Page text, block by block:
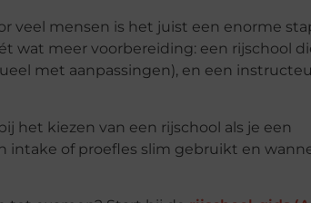
veel mensen is het juist een enorme
wat meer voorbereiding: een rijschool
met aanpassingen), en een
het kiezen van een rijschool als je een
intake of proefles slim gebruikt en